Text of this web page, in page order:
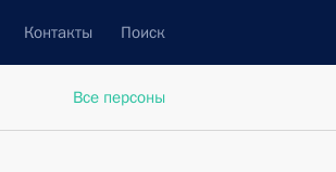
Контакты Поиск
Все персоны